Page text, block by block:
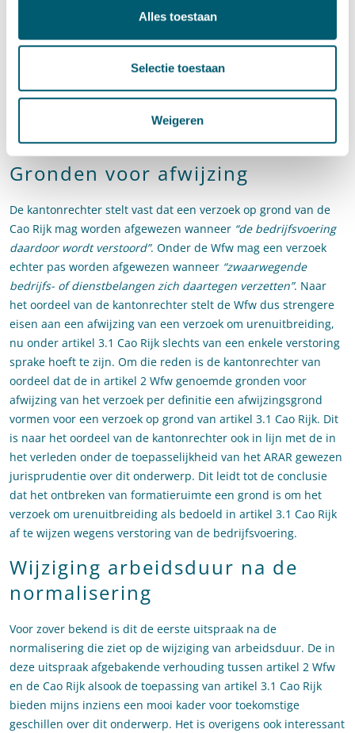
Alles toestaan
Selectie toestaan
Weigeren
kantonrechter. Vrijgevallen uren of vacatures binnen een
afdeling, betekenen niet zonder meer dat een verzoek om
urenuitbreiding dient te worden ingewilligd. Volgens de
van die vacature aan de ambtenaar worden toegekend, nu
invulling van vrijgevallen uren niet dient te leiden tot
versnippering van de formatie en/of roosterproblemen.
Gronden voor afwijzing
De kantonrechter stelt vast dat een verzoek op grond van de
Cao Rijk mag worden afgewezen wanneer “de bedrijfsvoering
daardoor wordt verstoord”. Onder de Wfw mag een verzoek
echter pas worden afgewezen wanneer “zwaarwegende
bedrijfs- of dienstbelangen zich daartegen verzetten”. Naar
het oordeel van de kantonrechter stelt de Wfw dus strengere
eisen aan een afwijzing van een verzoek om urenuitbreiding,
nu onder artikel 3.1 Cao Rijk slechts van een enkele verstoring
sprake hoeft te zijn. Om die reden is de kantonrechter van
oordeel dat de in artikel 2 Wfw genoemde gronden voor
afwijzing van het verzoek per definitie een afwijzingsgrond
vormen voor een verzoek op grond van artikel 3.1 Cao Rijk. Dit
is naar het oordeel van de kantonrechter ook in lijn met de in
het verleden onder de toepasselijkheid van het ARAR gewezen
jurisprudentie over dit onderwerp. Dit leidt tot de conclusie
dat het ontbreken van formatieruimte een grond is om het
verzoek om urenuitbreiding als bedoeld in artikel 3.1 Cao Rijk
af te wijzen wegens verstoring van de bedrijfsvoering.
Wijziging arbeidsduur na de
normalisering
Voor zover bekend is dit de eerste uitspraak na de
normalisering die ziet op de wijziging van arbeidsduur. De in
deze uitspraak afgebakende verhouding tussen artikel 2 Wfw
en de Cao Rijk alsook de toepassing van artikel 3.1 Cao Rijk
bieden mijns inziens een mooi kader voor toekomstige
geschillen over dit onderwerp. Het is overigens ook interessant